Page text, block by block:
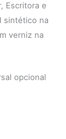
Escritora e
sintético na
verniz na
opcional